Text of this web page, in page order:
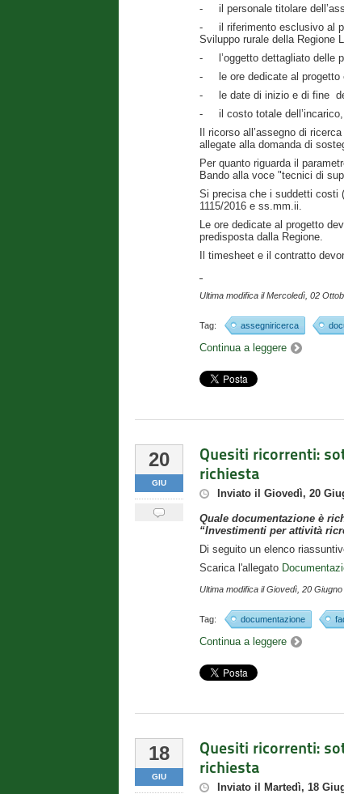
- il personale titolare
- il riferimento esclusivo al
Sviluppo rurale della Regione
- l’oggetto dettagliato delle
- le ore dedicate al progetto
- le date di inizio e di fine
- il costo totale dell’incarico,
Il ricorso all’assegno di
allegate alla domanda di
Per quanto riguarda il
Bando alla voce "tecnici di
Si precisa che i suddetti costi
1115/2016 e ss.mm.ii.
Le ore dedicate al progetto
predisposta dalla Regione.
Il timesheet e il contratto
Ultima modifica ilMercoledì, 02
Tag: assegniricerca
Continua a leggere
20
GIU
Quesiti ricorrenti:
richiesta
Inviato il Giovedì, 20
Quale documentazione è
“Investimenti per attività
Di seguito un elenco
Scarica l'allegato
Ultima modifica ilGiovedì, 20 Giugno
Tag: documentazione
Continua a leggere
18
GIU
Quesiti ricorrenti:
richiesta
Inviato il Martedì, 18